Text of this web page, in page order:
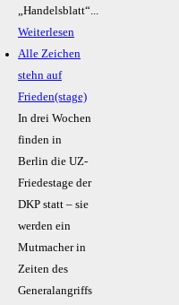
„Handelsblatt“...
Weiterlesen
Alle Zeichen
stehn auf
Frieden(stage)
In drei Wochen
finden in
Berlin die UZ-
Friedestage der
DKP statt – sie
werden ein
Mutmacher in
Zeiten des
Generalangriffs